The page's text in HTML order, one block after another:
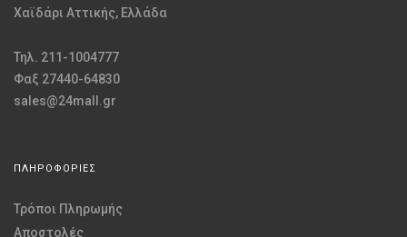
Χαϊδάρι Αττικής, Ελλάδα
Τηλ. 211-1004777
Φαξ 27440-64830
sales@24mall.gr
ΠΛΗΡΟΦΟΡΙΕΣ
Τρόποι Πληρωμής
Αποστολές